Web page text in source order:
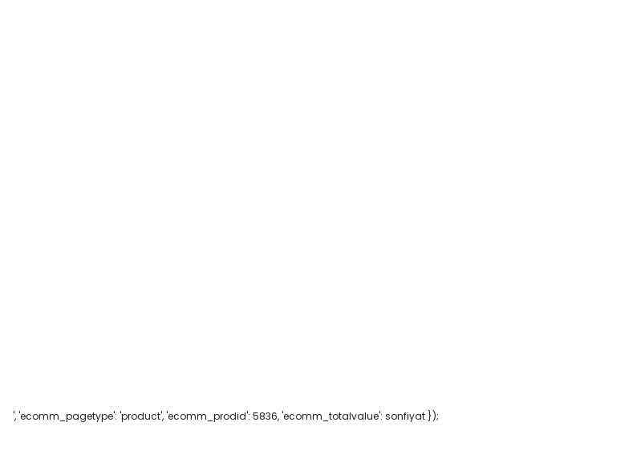
', 'ecomm_pagetype': 'product', 'ecomm_prodid': 5836, 'ecomm_totalvalue': sonfiyat });